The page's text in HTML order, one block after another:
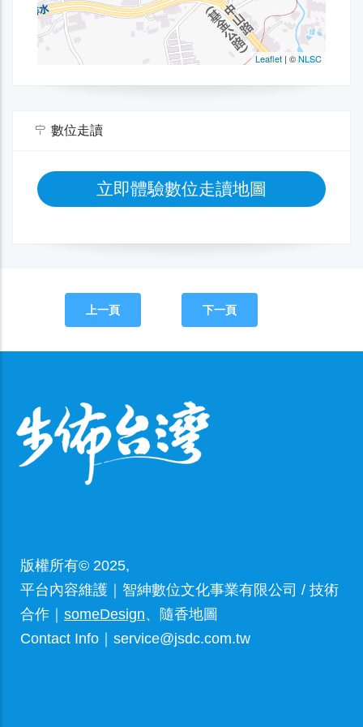
數位走讀
立即體驗數位走讀地圖
上一頁 下一頁
版權所有© 2025,
平台內容維護｜智紳數位文化事業有限公司 / 技術
合作｜ someDesign、隨香地圖
Contact Info｜service@jsdc.com.tw